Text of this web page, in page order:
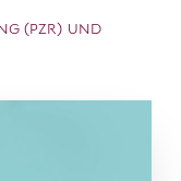
(PZR) UND